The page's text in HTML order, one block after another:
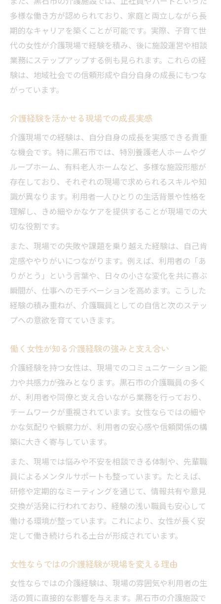
多様な働き方が認められており、家庭と両立しながら長
期的なキャリアを築くことが可能です。実際、子育て世
代の女性が介護現場で経験を積み、後に施設運営や相談
業務にステップアップする例も見られます。これらの経
験は、地域社会での信頼形成や自分自身の成長にもつな
がっています。
介護経験を活かせる現場での成長実感
介護現場での経験は、自分自身の成長を実感できる貴重
な機会です。特に黒石市では、特別養護老人ホームやグ
ループホーム、有料老人ホームなど、多様な施設形態が
存在しており、それぞれの現場で求められるスキルや知
識が異なります。利用者一人ひとりの生活背景や性格を
理解し、きめ細やかなケアを提供することが現場での大
切な役割です。
また、現場での失敗や課題を乗り越えた経験は、自己肯
定感ややりがいにつながります。例えば、利用者の「あ
りがとう」という言葉や、日々の小さな変化を共に喜ぶ
瞬間が、仕事へのモチベーションを高めます。こうした
経験の積み重ねが、介護職員としての自信と次のステッ
プへの意欲を育てていきます。
働く女性が知る介護経験の強みと支え合い
介護経験を持つ女性は、現場でのコミュニケーション能
力や共感力が強みとなります。黒石市の介護職員の多く
が、利用者や同僚と支え合いながら業務を行っており、
チームワークが重視されています。女性ならではの細や
かな気配りや観察力が、利用者の安心感や信頼関係の構
築に大きく寄与しています。
また、現場では悩みや不安を相談できる体制や、先輩職
員によるメンタルサポートも整っています。たとえば、
研修や定期的なミーティングを通じて、情報共有や意見
交換が活発に行われており、経験の浅い職員も安心して
働ける環境が整っています。これにより、女性が長く安
定して働き続けられる土台が形成されています。
女性ならではの介護経験が現場を変える理由
女性ならではの介護経験は、現場の雰囲気や利用者の生
活の質に直接的な影響を与えます。黒石市の介護施設で